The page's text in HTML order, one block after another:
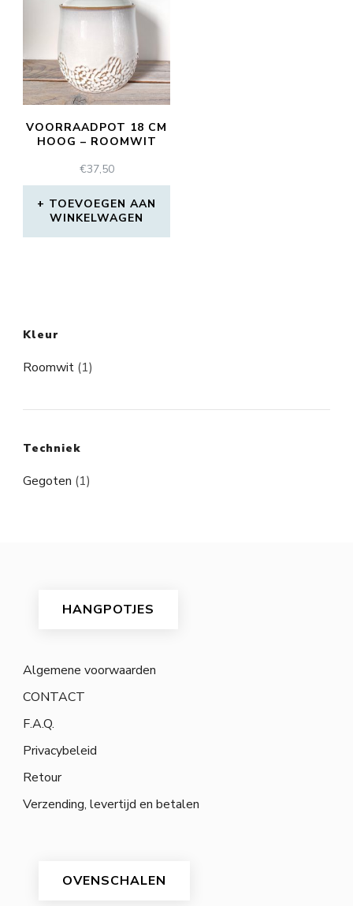
VOORRAADPOT 18 CM
HOOG – ROOMWIT
€37,50
TOEVOEGEN AAN
WINKELWAGEN
Kleur
Roomwit (1)
Techniek
Gegoten (1)
HANGPOTJES
Algemene voorwaarden
CONTACT
F.A.Q.
Privacybeleid
Retour
Verzending, levertijd en betalen
OVENSCHALEN